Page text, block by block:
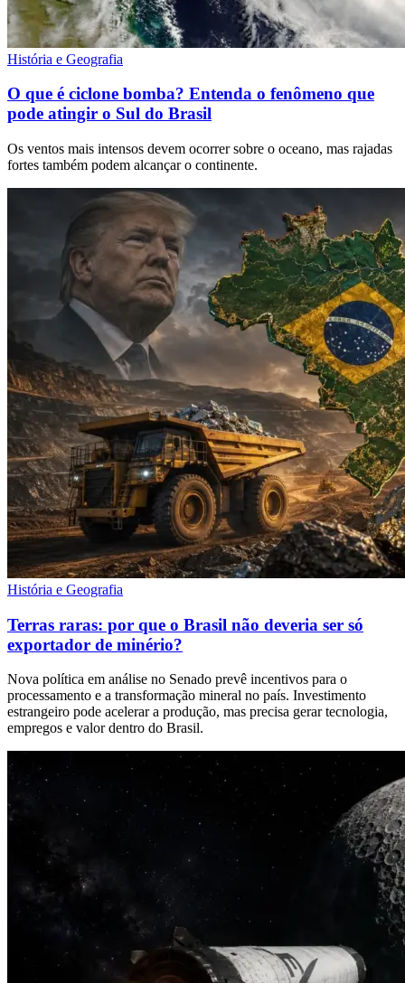
História e Geografia
O que é ciclone bomba? Entenda o fenômeno que
pode atingir o Sul do Brasil
Os ventos mais intensos devem ocorrer sobre o oceano, mas rajadas
fortes também podem alcançar o continente.
História e Geografia
Terras raras: por que o Brasil não deveria ser só
exportador de minério?
Nova política em análise no Senado prevê incentivos para o
processamento e a transformação mineral no país. Investimento
estrangeiro pode acelerar a produção, mas precisa gerar tecnologia,
empregos e valor dentro do Brasil.